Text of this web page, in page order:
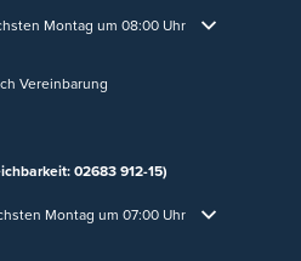
oder Schließzeiten auszublenden
Montag um 08:00 Uhr
Vereinbarung
02683 912-15)
oder Schließzeiten auszublenden
Montag um 07:00 Uhr